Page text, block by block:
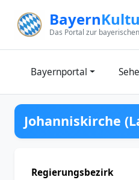
Bayern
Das Portal zur
Bayernportal
Johanniskirche
Regierungsbezirk